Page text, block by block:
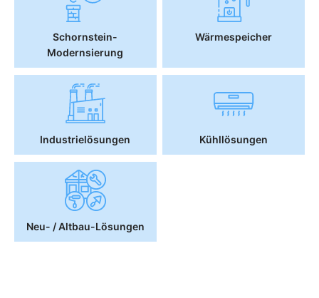
Schornstein-
Modernsierung
Wärmespeicher
Industrielösungen Kühllösungen
Neu- / Altbau-Lösungen